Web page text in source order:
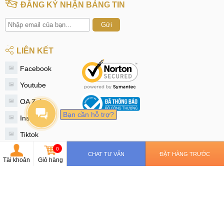
ĐĂNG KÝ NHẬN BẢNG TIN
Gửi
LIÊN KẾT
Facebook
Youtube
OA Zalo
Instagram
Tiktok
Twitter
Tài khoản
0
Giỏ hàng
CHAT TƯ VẤN ĐẶT HÀNG TRƯỚC
Bạn cần hỗ trợ?